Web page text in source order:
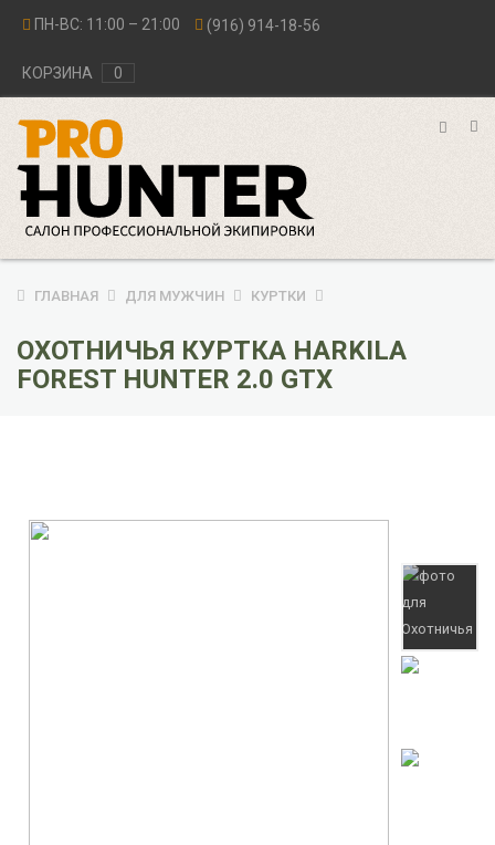
ПН-ВС: 11:00 – 21:00 (916) 914-18-56
КОРЗИНА 0
ГЛАВНАЯ ДЛЯ МУЖЧИН КУРТКИ
ОХОТНИЧЬЯ КУРТКА HARKILA
FOREST HUNTER 2.0 GTX